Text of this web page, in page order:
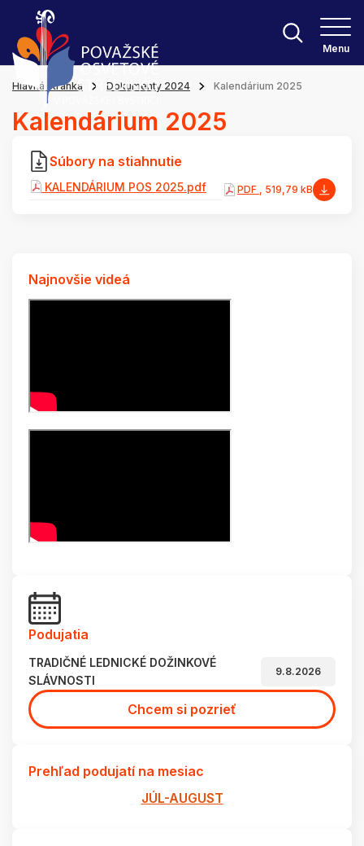
Menu
Hlavná stránka Dokumenty 2024 Kalendárium 2025
Kalendárium 2025
Súbory na stiahnutie
KALENDÁRIUM POS 2025.pdf PDF , 519,79 kB
Najnovšie videá
Podujatia
TRADIČNÉ LEDNICKÉ DOŽINKOVÉ
SLÁVNOSTI
9.8.2026
Chcem si pozrieť
Prehľad podujatí na mesiac
JÚL-AUGUST